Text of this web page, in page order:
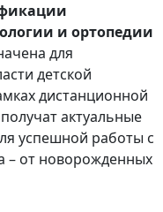
и ортопедии
для
детской
дистанционной
актуальные
успешной работы с
– от новорожденных